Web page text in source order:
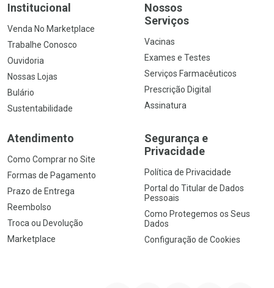
Institucional
Venda No Marketplace
Trabalhe Conosco
Ouvidoria
Nossas Lojas
Bulário
Sustentabilidade
Nossos
Serviços
Vacinas
Exames e Testes
Serviços Farmacêuticos
Prescrição Digital
Assinatura
Atendimento
Como Comprar no Site
Formas de Pagamento
Prazo de Entrega
Reembolso
Troca ou Devolução
Marketplace
Segurança e
Privacidade
Política de Privacidade
Portal do Titular de Dados
Pessoais
Como Protegemos os Seus
Dados
Configuração de Cookies